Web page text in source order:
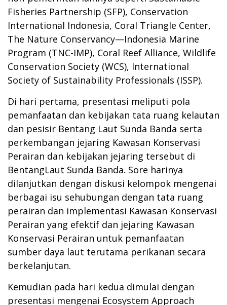
Fisheries Partnership (SFP), Conservation
International Indonesia, Coral Triangle Center,
The Nature Conservancy—Indonesia Marine
Program (TNC-IMP), Coral Reef Alliance, Wildlife
Conservation Society (WCS), International
Society of Sustainability Professionals (ISSP).
Di hari pertama, presentasi meliputi pola
pemanfaatan dan kebijakan tata ruang kelautan
dan pesisir Bentang Laut Sunda Banda serta
perkembangan jejaring Kawasan Konservasi
Perairan dan kebijakan jejaring tersebut di
BentangLaut Sunda Banda. Sore harinya
dilanjutkan dengan diskusi kelompok mengenai
berbagai isu sehubungan dengan tata ruang
perairan dan implementasi Kawasan Konservasi
Perairan yang efektif dan jejaring Kawasan
Konservasi Perairan untuk pemanfaatan
sumber daya laut terutama perikanan secara
berkelanjutan.
Kemudian pada hari kedua dimulai dengan
presentasi mengenai Ecosystem Approach